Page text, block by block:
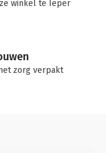
winkel te Ieper
zorg verpakt